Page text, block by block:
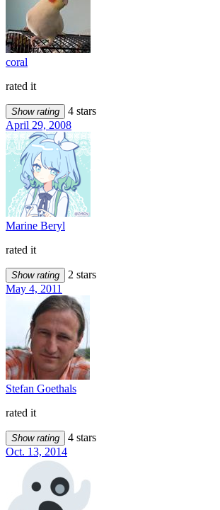
coral
rated it
Show rating
4 stars
April 29, 2008
Marine Beryl
rated it
Show rating
2 stars
May 4, 2011
Stefan Goethals
rated it
Show rating
4 stars
Oct. 13, 2014